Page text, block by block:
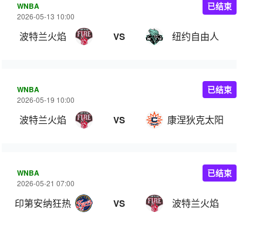
WNBA
2026-05-13 10:00
波特兰火焰 VS 纽约自由人
已结束
WNBA
2026-05-19 10:00
波特兰火焰 VS 康涅狄克太阳
已结束
WNBA
2026-05-21 07:00
印第安纳狂热 VS 波特兰火焰
已结束